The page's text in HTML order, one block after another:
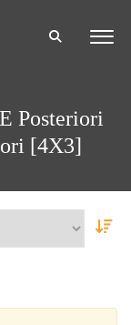
Posteriori
[4X3]